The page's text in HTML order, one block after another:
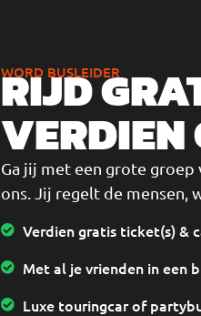
WORD BUSLEIDER
RIJD
VERDIEN
Ga jij met een grote groep
ons. Jij regelt de mensen,
Verdien gratis ticket(s) &
Met al je vrienden in een
Luxe touringcar of